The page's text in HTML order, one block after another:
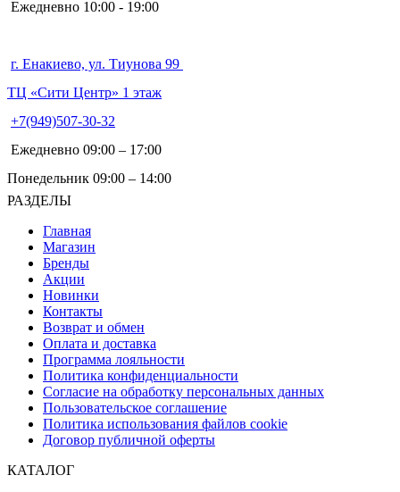
Ежедневно 10:00 - 19:00
г. Енакиево, ул. Тиунова 99
ТЦ «Сити Центр» 1 этаж
+7(949)507-30-32
Ежедневно 09:00 – 17:00
Понедельник 09:00 – 14:00
РАЗДЕЛЫ
Главная
Магазин
Бренды
Акции
Новинки
Контакты
Возврат и обмен
Оплата и доставка
Программа лояльности
Политика конфиденциальности
Согласие на обработку персональных данных
Пользовательское соглашение
Политика использования файлов cookie
Договор публичной оферты
КАТАЛОГ